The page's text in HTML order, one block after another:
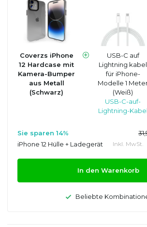
Coverzs iPhone
12 Hardcase mit
Kamera-Bumper
aus Metall
(Schwarz)
USB-C auf
Lightning kabel
für iPhone-
Modelle 1
(Weiß)
USB-C-auf-
Lightning-Kabel
Sie sparen 14%
iPhone 12 Hülle + Ladegerät Inkl. MwSt.
In den Warenkorb
Beliebte